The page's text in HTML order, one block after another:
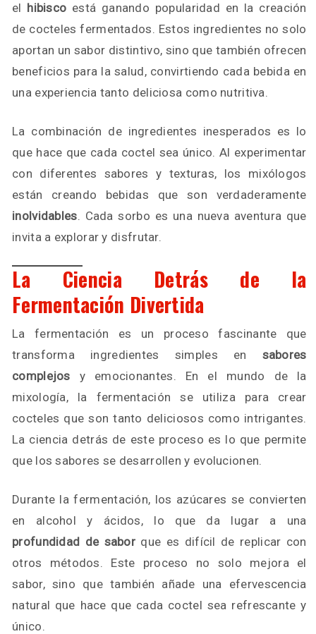
el hibisco está ganando popularidad en la creación
de cocteles fermentados. Estos ingredientes no solo
aportan un sabor distintivo, sino que también ofrecen
beneficios para la salud, convirtiendo cada bebida en
una experiencia tanto deliciosa como nutritiva.
La combinación de ingredientes inesperados es lo
que hace que cada coctel sea único. Al experimentar
con diferentes sabores y texturas, los mixólogos
están creando bebidas que son verdaderamente
inolvidables. Cada sorbo es una nueva aventura que
invita a explorar y disfrutar.
La Ciencia Detrás de la
Fermentación Divertida
La fermentación es un proceso fascinante que
transforma ingredientes simples en sabores
complejos y emocionantes. En el mundo de la
mixología, la fermentación se utiliza para crear
cocteles que son tanto deliciosos como intrigantes.
La ciencia detrás de este proceso es lo que permite
que los sabores se desarrollen y evolucionen.
Durante la fermentación, los azúcares se convierten
en alcohol y ácidos, lo que da lugar a una
profundidad de sabor que es difícil de replicar con
otros métodos. Este proceso no solo mejora el
sabor, sino que también añade una efervescencia
natural que hace que cada coctel sea refrescante y
único.